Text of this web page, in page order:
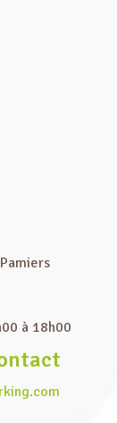
à 18h00